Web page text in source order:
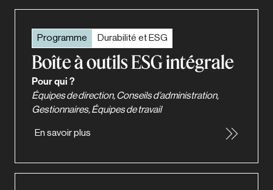
Programme Durabilité et ESG
Boîte à outils ESG intégrale
Pour qui ?
Équipes de direction, Conseils d’administration,
Gestionnaires, Équipes de travail
En savoir plus